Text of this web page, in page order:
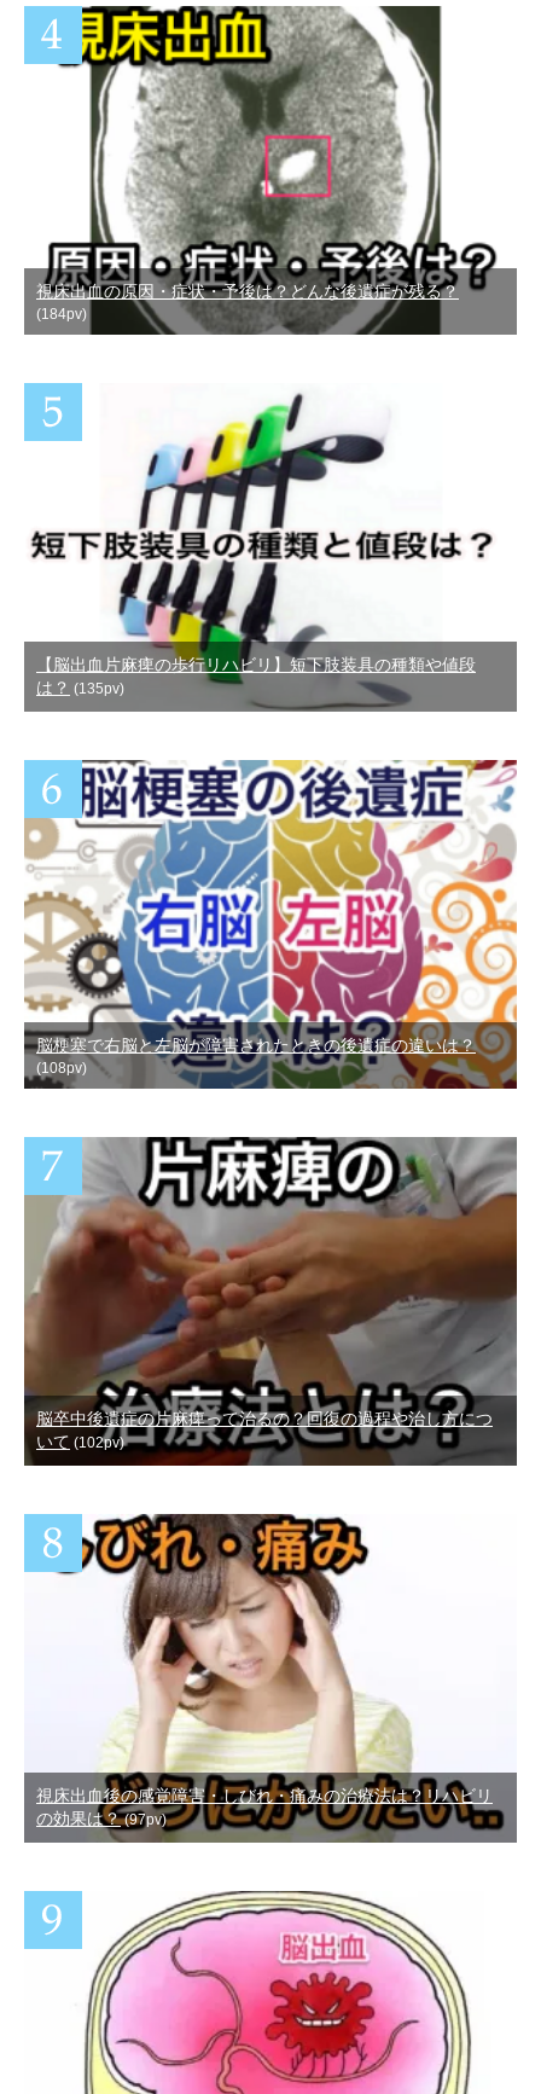
視床出血の原因・症状・予後は？どんな後遺症が残る？
(184pv)
【脳出血片麻痺の歩行リハビリ】短下肢装具の種類や値段
は？ (135pv)
脳梗塞で右脳と左脳が障害されたときの後遺症の違いは？
(108pv)
脳卒中後遺症の片麻痺って治るの？回復の過程や治し方につ
いて (102pv)
視床出血後の感覚障害・しびれ・痛みの治療法は？リハビリ
の効果は？(97pv)